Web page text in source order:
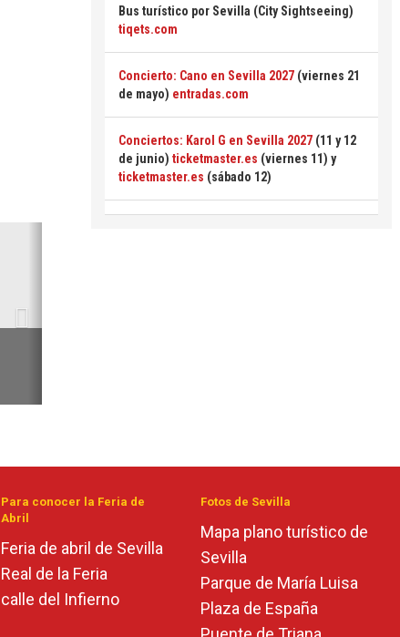
Bus turístico por Sevilla (City Sightseeing)
tiqets.com
Concierto: Cano en Sevilla 2027 (viernes 21
de mayo) entradas.com
Conciertos: Karol G en Sevilla 2027 (11 y 12
de junio) ticketmaster.es (viernes 11) y
ticketmaster.es (sábado 12)
Para conocer la Feria de
Abril
Feria de abril de Sevilla
Real de la Feria
calle del Infierno
Fotos de Sevilla
Mapa plano turístico de
Sevilla
Parque de María Luisa
Plaza de España